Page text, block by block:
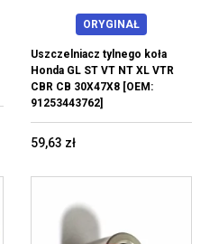
ORYGINAŁ
Uszczelniacz tylnego koła
Honda GL ST VT NT XL VTR
CBR CB 30X47X8 [OEM:
91253443762]
59,63 zł